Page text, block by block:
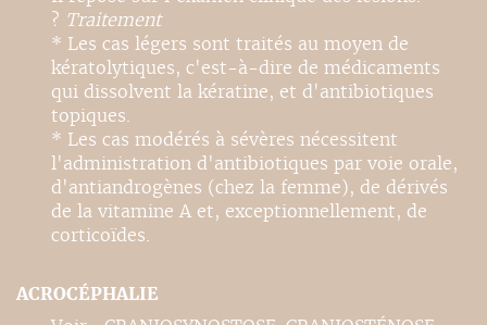
? Traitement
* Les cas légers sont traités au moyen de
kératolytiques, c'est-à-dire de médicaments
qui dissolvent la kératine, et d'antibiotiques
topiques.
* Les cas modérés à sévères nécessitent
l'administration d'antibiotiques par voie orale,
d'antiandrogènes (chez la femme), de dérivés
de la vitamine A et, exceptionnellement, de
corticoïdes.
ACROCÉPHALIE